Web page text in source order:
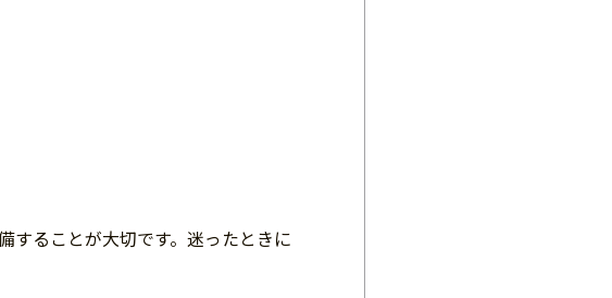
することが大切です。迷ったときに